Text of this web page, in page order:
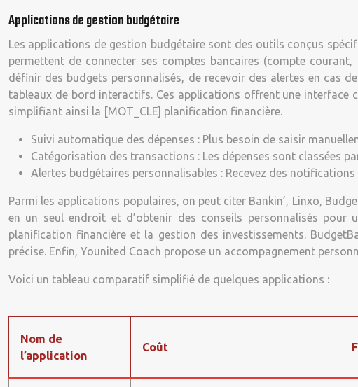
Applications de gestion budgétaire
Les applications de gestion budgétaire sont des outils conçus
permettent de connecter ses comptes bancaires (compte
définir des budgets personnalisés, de recevoir des alertes en cas
tableaux de bord interactifs. Ces applications offrent une interface
simplifiant ainsi la [MOT_CLE] planification financière.
Suivi automatique des dépenses : Plus besoin de saisir
Catégorisation des transactions : Les dépenses sont classées
Alertes budgétaires personnalisables : Recevez des
Parmi les applications populaires, on peut citer Bankin’, Linxo,
en un seul endroit et d’obtenir des conseils personnalisés pour
planification financière et la gestion des investissements.
précise. Enfin, Younited Coach propose un accompagnement
Voici un tableau comparatif simplifié de quelques applications :
Nom de
l’application
Coût